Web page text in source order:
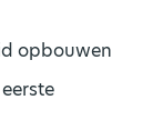
opbouwen